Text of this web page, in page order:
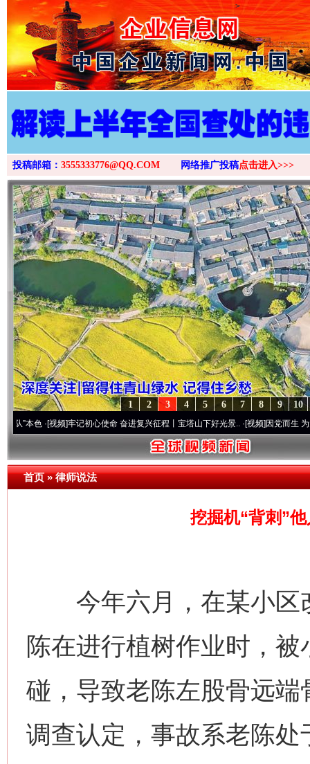
>
投稿邮箱： 3555333776@QQ.COM 网络推广投稿点击进入>>>
10
9
8
7
6
5
4
3
2
1
·[视频]牢记初心使命 奋进复兴征程丨宝塔山下好光景..·[视频]因党而生 为党而战
首页»律师说法
挖掘机“背刺”
今年六月，在某小区
陈在进行植树作业时，
碰，导致老陈左股骨远
调查认定，事故系老陈